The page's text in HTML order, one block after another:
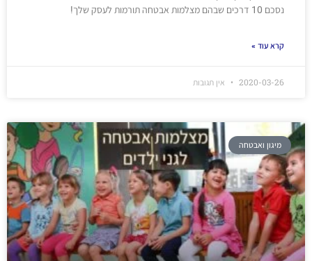
נסכם 10 דרכים שבהם מצלמות אבטחה תורמות לעסק שלך!
קרא עוד »
2020-03-26 אין תגובות
מיגון ואבטחה